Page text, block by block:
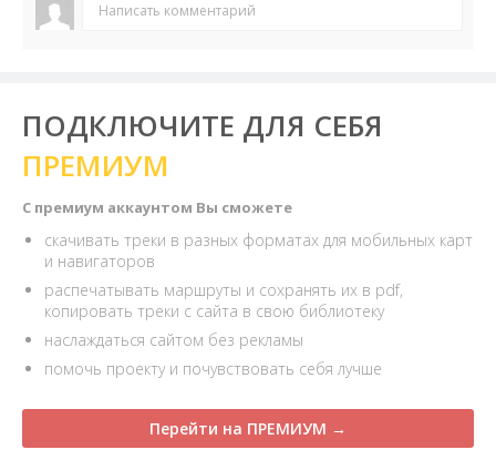
Написать комментарий
ПОДКЛЮЧИТЕ ДЛЯ СЕБЯ
ПРЕМИУМ
С премиум аккаунтом Вы сможете
скачивать треки в разных форматах для мобильных карт
и навигаторов
распечатывать маршруты и сохранять их в pdf,
копировать треки с сайта в свою библиотеку
наслаждаться сайтом без рекламы
помочь проекту и почувствовать себя лучше
Перейти на ПРЕМИУМ →